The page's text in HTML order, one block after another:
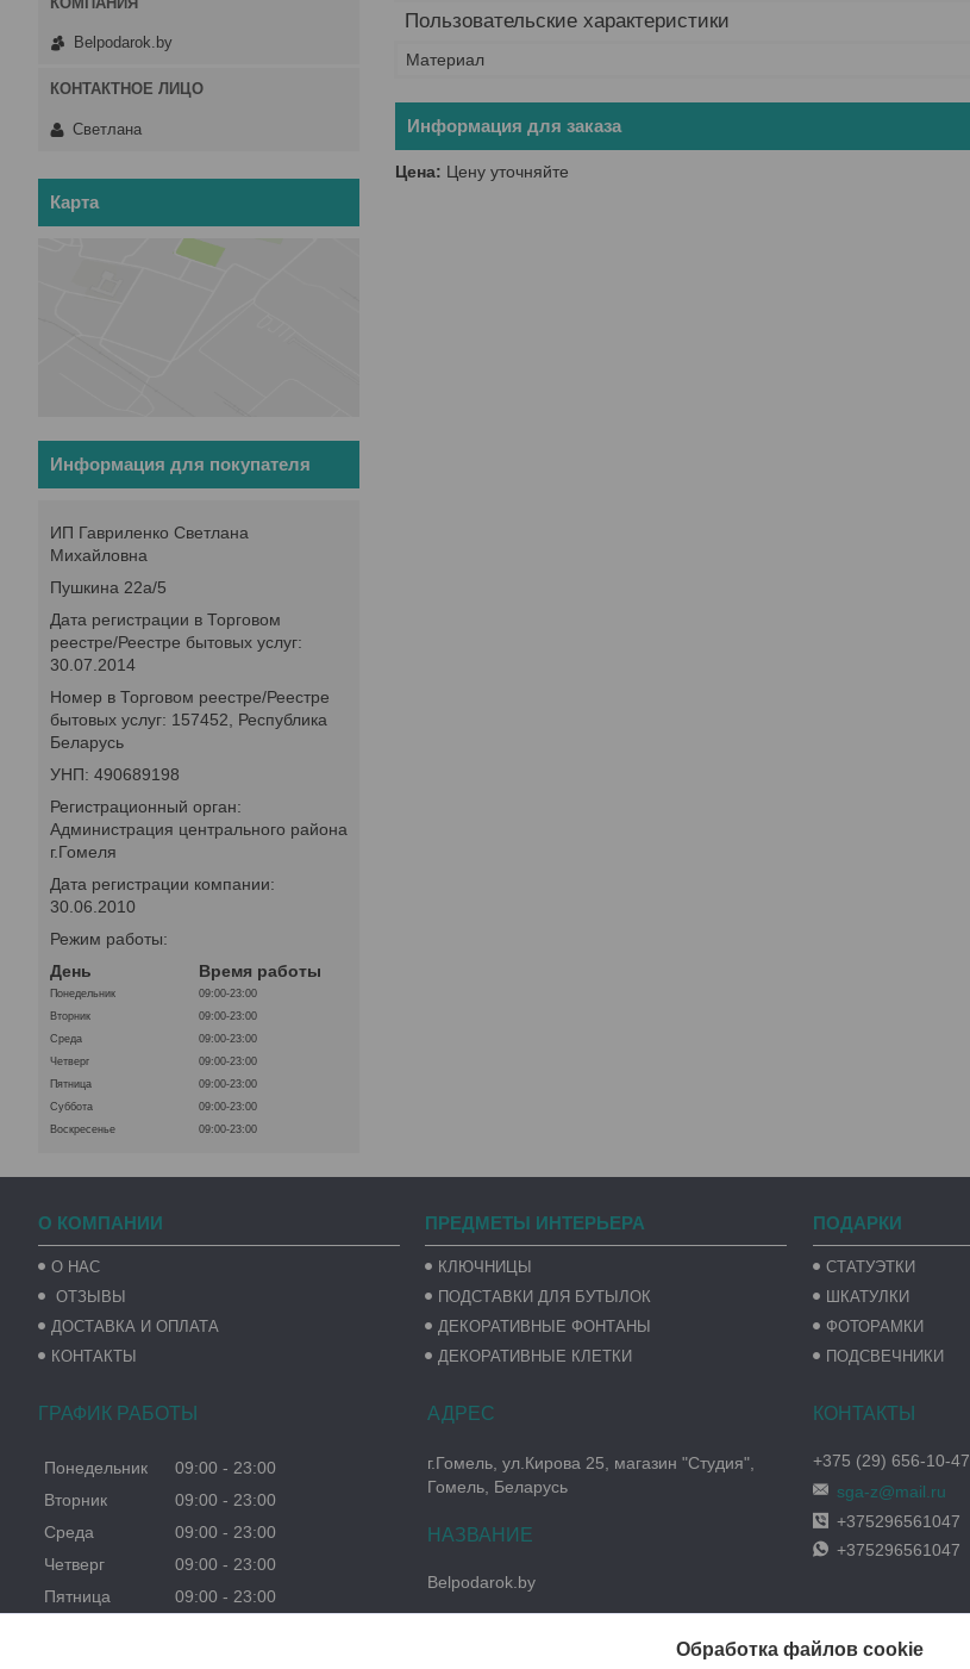
Пользовательские характеристики
Материал
Информация для заказа
Цена: Цену уточняйте
Belpodarok.by
Светлана
Карта
Информация для покупателя
ИП Гавриленко Светлана
Михайловна
Пушкина 22а/5
Дата регистрации в Торговом
реестре/Реестре бытовых услуг:
30.07.2014
Номер в Торговом реестре/Реестре
бытовых услуг: 157452, Республика
Беларусь
УНП: 490689198
Регистрационный орган:
Администрация центрального района
г.Гомеля
Дата регистрации компании:
30.06.2010
Режим работы:
День
Время работы
Понедельник
09:00-23:00
Вторник
09:00-23:00
Среда
09:00-23:00
Четверг
09:00-23:00
Пятница
09:00-23:00
Суббота
09:00-23:00
Воскресенье
09:00-23:00
О КОМПАНИИ
О НАС
ОТЗЫВЫ
ДОСТАВКА И ОПЛАТА
КОНТАКТЫ
ПРЕДМЕТЫ ИНТЕРЬЕРА
КЛЮЧНИЦЫ
ПОДСТАВКИ ДЛЯ БУТЫЛОК
ДЕКОРАТИВНЫЕ ФОНТАНЫ
ДЕКОРАТИВНЫЕ КЛЕТКИ
ПОДАРКИ
СТАТУЭТКИ
ШКАТУЛКИ
ФОТОРАМКИ
ПОДСВЕЧНИКИ
ГРАФИК РАБОТЫ
Понедельник 09:00
23:00
Вторник
09:00
23:00
Среда
09:00
23:00
Четверг
09:00
23:00
Пятница
09:00
23:00
г.Гомель, ул.Кирова 25, магазин "Студия",
Гомель, Беларусь
Belpodarok.by
+375 (29) 656-10-47
sga-z@mail.ru
+375296561047
+375296561047
Обработка файлов cookie